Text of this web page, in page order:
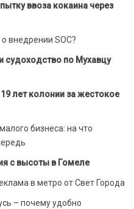
ввоза кокаина через
внедрении SOC?
судоходство по Мухавцу
лет колонии за жестокое
бизнеса: на что
с высоты в Гомеле
в метро от Свет Города
– почему удобно